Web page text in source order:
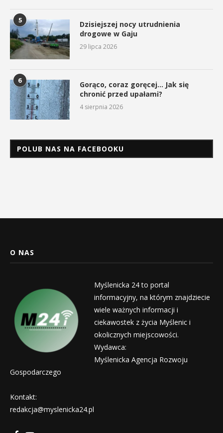
5
Dzisiejszej nocy utrudnienia
drogowe w Gaju
29 lipca 2026
6
Gorąco, coraz goręcej… Jak się
chronić przed upałami?
4 sierpnia 2026
POLUB NAS NA FACEBOOKU
O NAS
Myślenicka 24 to portal
informacyjny, na którym znajdziecie
wiele ważnych informacji i
ciekawostek z życia Myślenic i
okolicznych miejscowości.
Wydawca:
Myślenicka Agencja Rozwoju
Gospodarczego
Kontakt:
redakcja@myslenicka24.pl